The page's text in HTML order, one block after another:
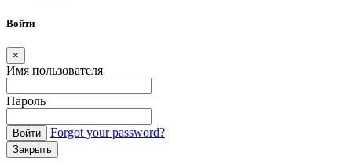
Войти
×
Имя пользователя
Пароль
Войти Forgot your password?
Закрыть